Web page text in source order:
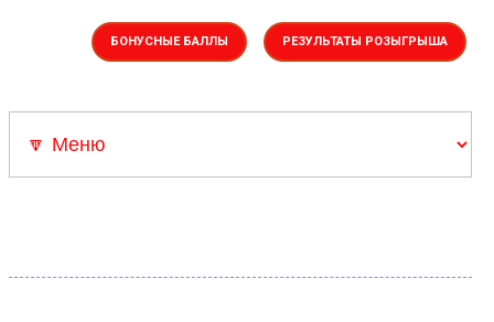
РЕЗУЛЬТАТЫ РОЗЫГРЫША
БОНУСНЫЕ БАЛЛЫ
Акции